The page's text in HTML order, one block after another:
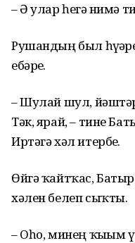
– Ә улар һеҙгә нимә
Рушандың был
ебәрҙе.
– Шулай шул, йәштәр,
Тәк, ярай, – тине
Иртәгә хәл итербеҙ.
Өйгә ҡайтҡас,
хәлен белеп сыҡты.
– Оһо, минең ҡыҙым